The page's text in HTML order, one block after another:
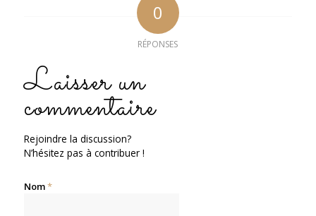
0
RÉPONSES
Laisser un
commentaire
Rejoindre la discussion?
N’hésitez pas à contribuer !
Nom*